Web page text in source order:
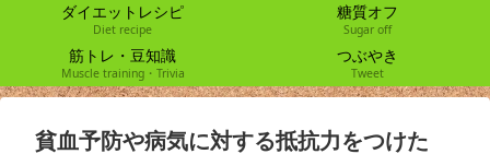
ダイエットレシピ
Diet recipe
糖質オフ
Sugar off
筋トレ・豆知識
Muscle training・Trivia
つぶやき
Tweet
貧血予防や病気に対する抵抗力をつけた